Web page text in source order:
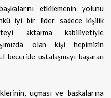
etkilemenin yolunu
iyi bir lider, sadece kişilik
aktarma kabiliyetiyle
olan kişi hepimizin
beceride ustalaşmayı başaran
uçması ve başkalarına